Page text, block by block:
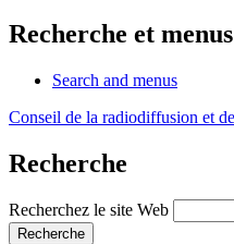
Recherche et menus
Search and menus
Conseil de la radiodiffusion et
Recherche
Recherchez le site Web
Recherche